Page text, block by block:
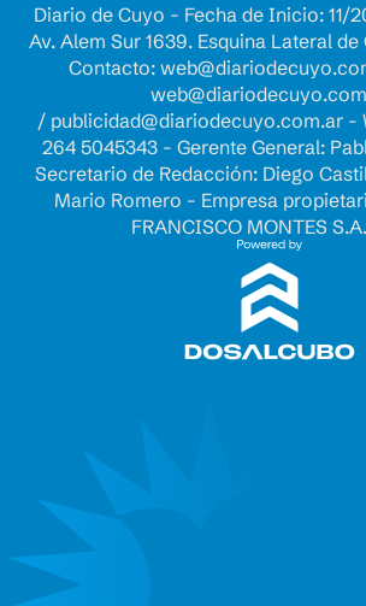
Diario de Cuyo - Fecha de Inicio: 11/
Av. Alem Sur 1639. Esquina Lateral
Contacto:
/ publicidad@diariodecuyo.com.ar-
264 5045343 - Gerente General:
Secretario de Redacción: Diego
Mario Romero - Empresa
FRANCISCO MONTES